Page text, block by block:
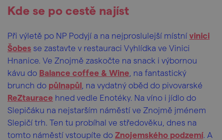
Kde se po cestě najíst
Při výletě po NP Podyjí a na nejproslulejší místní vinici
Šobes se zastavte v restauraci Vyhlídka ve Vinici
Hnanice. Ve Znojmě zaskočte na snack i výbornou
kávu do Balance coffee & Wine , na fantastický
brunch do půlnapůl , na vydatný oběd do pivovarské
ReZtaurace hned vedle Enotéky. Na víno i jídlo do
Slepičáku na nejstarším náměstí ve Znojmě jménem
Slepičí trh. Ten tu probíhal ve středověku, dnes na
tomto náměstí vstoupíte do Znojemského podzemí. A